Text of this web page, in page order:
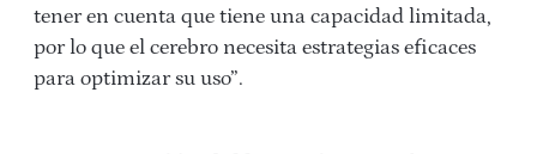
tener en cuenta que tiene una capacidad limitada,
por lo que el cerebro necesita estrategias eficaces
para optimizar su uso”.